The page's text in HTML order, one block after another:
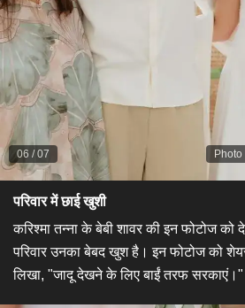
Photo
06 /07
परिवार में छाई खुशी
करिश्मा तन्ना के बेबी शावर की इन फोटोज
परिवार उनका बेबद खुश है। इन फोटोज को
लिखा, "जादू देखने के लिए बाईं तरफ सरकाएं।"